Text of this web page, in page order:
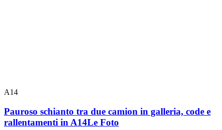
A14
Pauroso schianto tra due camion in galleria, code e
rallentamenti in A14Le Foto